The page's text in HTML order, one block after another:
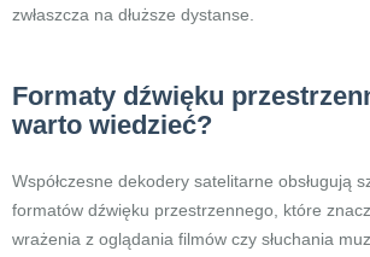
zwłaszcza na dłuższe dystanse.
Formaty dźwięku
warto wiedzieć?
Współczesne dekodery satelitarne obsługują
formatów dźwięku przestrzennego, które
wrażenia z oglądania filmów czy słuchania